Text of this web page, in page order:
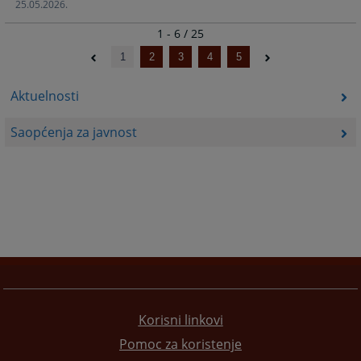
Aktuelnosti
Saopćenja za javnost
25.05.2026.
1 - 6 / 25
1 2 3 4 5
Korisni linkovi
Pomoc za koristenje